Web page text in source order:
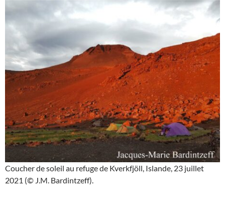
Coucher de soleil au refuge de Kverkfjöll, Islande, 23 juillet
2021 (© J.M. Bardintzeff).